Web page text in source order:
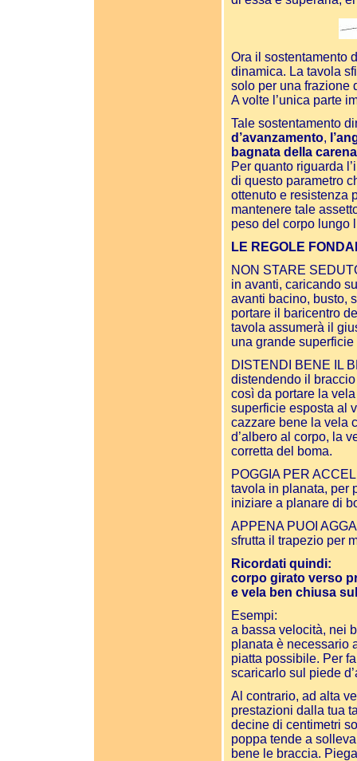
Ora il sostentamento
dinamica. La tavola
solo per una frazione
A volte l’unica parte
Tale sostentamento
d’avanzamento,
bagnata della carena
Per quanto riguarda
di questo parametro
ottenuto e resistenza
mantenere tale
peso del corpo lungo
LE REGOLE
NON STARE
in avanti, caricando
avanti bacino, busto,
portare il baricentro
tavola assumerà il
una grande superficie
DISTENDI BENE IL
distendendo il
così da portare la
superficie esposta al
cazzare bene la vela
d’albero al corpo, la
corretta del boma.
POGGIA PER
tavola in planata, per
iniziare a planare di
APPENA PUOI
sfrutta il trapezio per
Ricordati quindi:
corpo girato verso
e vela ben chiusa
Esempi:
a bassa velocità, nei
planata è necessario
piatta possibile. Per
scaricarlo sul piede
Al contrario, ad alta
prestazioni dalla tua
decine di centimetri
poppa tende a
bene le braccia.